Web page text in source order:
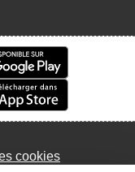
cookies